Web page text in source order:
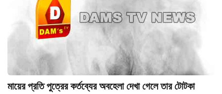
মায়ের প্রতি পুত্রের কর্তব্যের অবহেলা দেখা গেলে তার টোটকা